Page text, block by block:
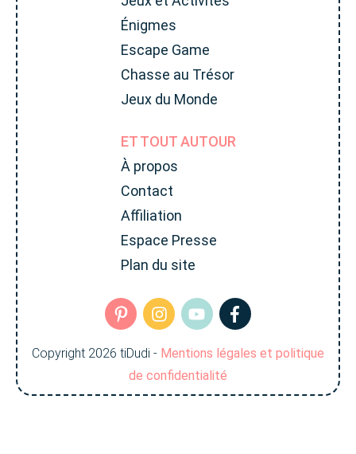
Énigmes
Escape Game
Chasse au Trésor
Jeux du Monde
ET TOUT AUTOUR
À propos
Contact
Affiliation
Espace Presse
Plan du site
Copyright 2026 tiDudi - Mentions légales et politique
de confidentialité